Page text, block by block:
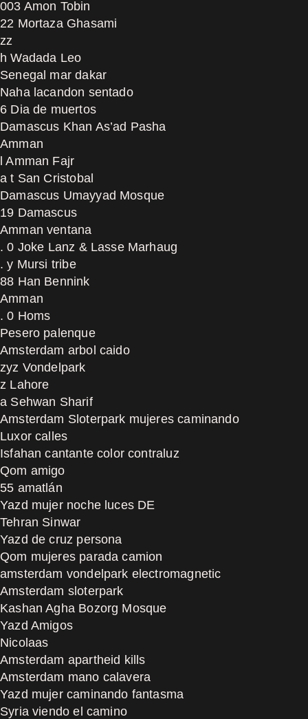
003 Amon Tobin
22 Mortaza Ghasami
zz
h Wadada Leo
Senegal mar dakar
Naha lacandon sentado
6 Dia de muertos
Damascus Khan As’ad Pasha
Amman
l Amman Fajr
a t San Cristobal
Damascus Umayyad Mosque
19 Damascus
Amman ventana
. 0 Joke Lanz & Lasse Marhaug
. y Mursi tribe
88 Han Bennink
Amman
. 0 Homs
Pesero palenque
Amsterdam arbol caido
zyz Vondelpark
z Lahore
a Sehwan Sharif
Amsterdam Sloterpark mujeres caminando
Luxor calles
Isfahan cantante color contraluz
Qom amigo
55 amatlán
Yazd mujer noche luces DE
Tehran Sinwar
Yazd de cruz persona
Qom mujeres parada camion
amsterdam vondelpark electromagnetic
Amsterdam sloterpark
Kashan Agha Bozorg Mosque
Yazd Amigos
Nicolaas
Amsterdam apartheid kills
Amsterdam mano calavera
Yazd mujer caminando fantasma
Syria viendo el camino